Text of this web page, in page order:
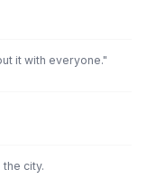
it with everyone."
city.